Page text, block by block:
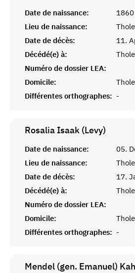
Date de naissance:
1860
Lieu de naissance:
Date de décès:
11.
Décédé(e) à:
Numéro de dossier LEA:
Domicile:
Différentes orthographes: -
Rosalia Isaak (Levy)
Date de naissance:
05.
Lieu de naissance:
Date de décès:
17.
Décédé(e) à:
Numéro de dossier LEA:
Domicile:
Différentes orthographes: -
Mendel (gen. Emanuel)